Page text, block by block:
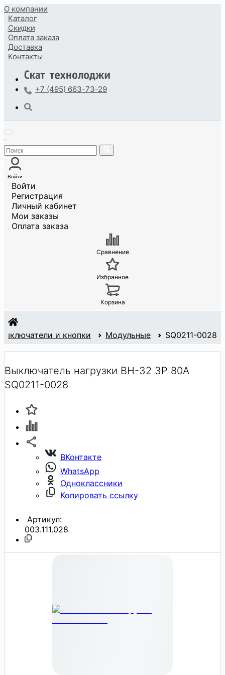
О компании
Каталог
Скидки
Оплата заказа
Доставка
Контакты
+7 (495) 663-73-29
Войти
Войти
Регистрация
Личный кабинет
Мои заказы
Оплата заказа
Сравнение
Избранное
Корзина
и кнопки Модульные SQ0211-0028
Выключатель нагрузки ВН-32 3P 80А
SQ0211-0028
ВКонтакте
WhatsApp
Одноклассники
Копировать ссылку
Артикул:
003.111.028